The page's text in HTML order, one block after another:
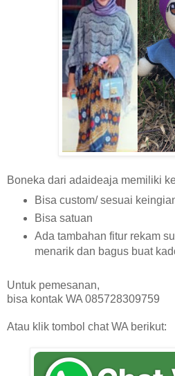
Boneka dari adaideaja memiliki
Bisa custom/ sesuai
Bisa satuan
Ada tambahan fitur rekam
menarik dan bagus buat
Untuk pemesanan,
bisa kontak WA 085728309759
Atau klik tombol chat WA berikut: